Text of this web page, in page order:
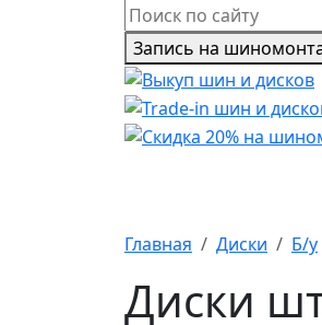
Запись на
Главная Диски Б/у
Диски